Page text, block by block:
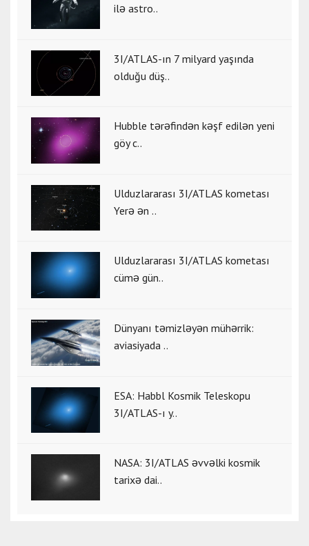
ilə astro..
3I/ATLAS-ın 7 milyard yaşında
olduğu düş..
Hubble tərəfindən kəşf edilən yeni
göy c..
Ulduzlararası 3I/ATLAS kometası
Yerə ən ..
Ulduzlararası 3I/ATLAS kometası
cümə gün..
Dünyanı təmizləyən mühərrik:
aviasiyada ..
ESA: Habbl Kosmik Teleskopu
3I/ATLAS-ı y..
NASA: 3I/ATLAS əvvəlki kosmik
tarixə dai..